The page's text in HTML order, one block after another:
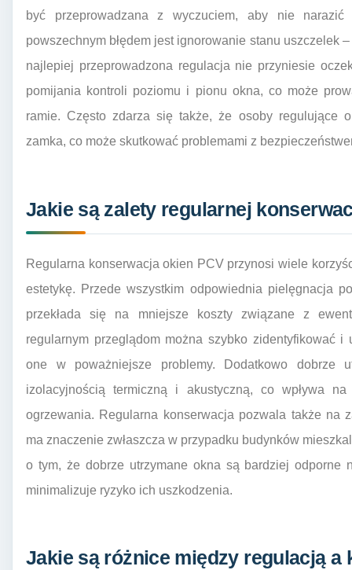
być przeprowadzana z wyczuciem, aby nie
powszechnym błędem jest ignorowanie stanu uszczelek
najlepiej przeprowadzona regulacja nie przyniesie
pomijania kontroli poziomu i pionu okna, co może
ramie. Często zdarza się także, że osoby regulujące
zamka, co może skutkować problemami z
Jakie są zalety regularnej
Regularna konserwacja okien PCV przynosi wiele
estetykę. Przede wszystkim odpowiednia pielęgnacja
przekłada się na mniejsze koszty związane z
regularnym przeglądom można szybko zidentyfikować
one w poważniejsze problemy. Dodatkowo dobrze
izolacyjnością termiczną i akustyczną, co wpływa
ogrzewania. Regularna konserwacja pozwala także na
ma znaczenie zwłaszcza w przypadku budynków
o tym, że dobrze utrzymane okna są bardziej odporne
minimalizuje ryzyko ich uszkodzenia.
Jakie są różnice między regulacją a